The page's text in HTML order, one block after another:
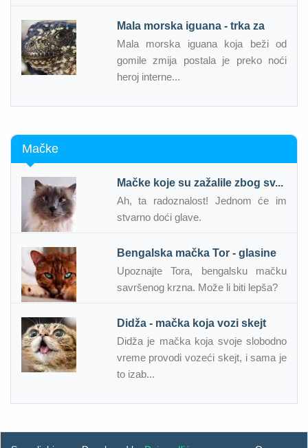
Mala morska iguana - trka za
Mala morska iguana koja beži od
gomile zmija postala je preko noći
heroj interne...
Mačke
Mačke koje su zažalile zbog sv...
Ah, ta radoznalost! Jednom će im
stvarno doći glave.
Bengalska mačka Tor - glasine
Upoznajte Tora, bengalsku mačku
savršenog krzna. Može li biti lepša?
Didža - mačka koja vozi skejt
Didža je mačka koja svoje slobodno
vreme provodi vozeći skejt, i sama je
to izab...